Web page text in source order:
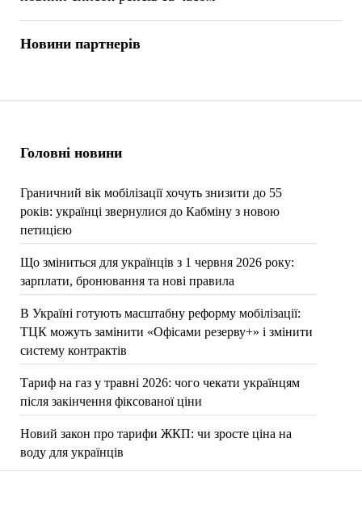
Головні новини
Граничний вік мобілізації хочуть знизити до 55
років: українці звернулися до Кабміну з новою
петицією
Що зміниться для українців з 1 червня 2026 року:
зарплати, бронювання та нові правила
В Україні готують масштабну реформу мобілізації:
ТЦК можуть замінити «Офісами резерву+» і змінити
систему контрактів
Тариф на газ у травні 2026: чого чекати українцям
після закінчення фіксованої ціни
Новий закон про тарифи ЖКП: чи зросте ціна на
воду для українців
Новини партнерів